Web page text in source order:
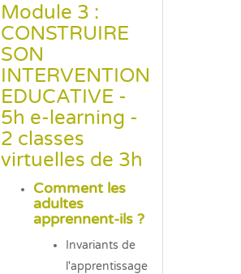
Module 3 :
CONSTRUIRE
SON
INTERVENTION
EDUCATIVE -
5h e-learning -
2 classes
virtuelles de 3h
Comment les
adultes
apprennent-ils ?
Invariants de
l'apprentissage